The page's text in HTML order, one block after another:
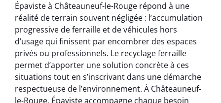
Épaviste à Châteauneuf-le-Rouge répond à une
réalité de terrain souvent négligée : l’accumulation
progressive de ferraille et de véhicules hors
d’usage qui finissent par encombrer des espaces
privés ou professionnels. Le recyclage ferraille
permet d’apporter une solution concrète à ces
situations tout en s’inscrivant dans une démarche
respectueuse de l’environnement. À Châteauneuf-
le-Rouge, Épaviste accompagne chaque besoin